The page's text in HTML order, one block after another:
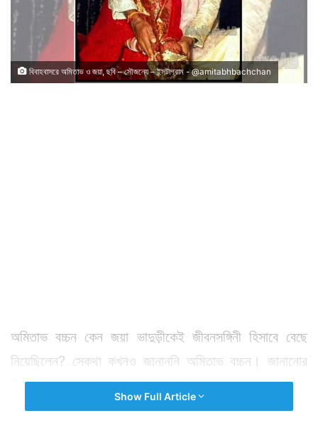
বিবাহবাসরে অমিতাভ ও জয়া, ছবি – সৌজন্যে – ইন্সটাগ্রাম - @amitabhbachchan
অমিতাভ বচ্চন কেন জয়া ভাদুড়ীকেই জীবনসঙ্গিনী হিসাবে বেছে
নিয়েছিলেন? সেকথা কখনও জানাননি অমিতাভ বচ্চন। জানানোর
বিষয়ও হয়তো নয়। এটা ব্যক্তিগতই থাকতে পারত।
Show Full Article